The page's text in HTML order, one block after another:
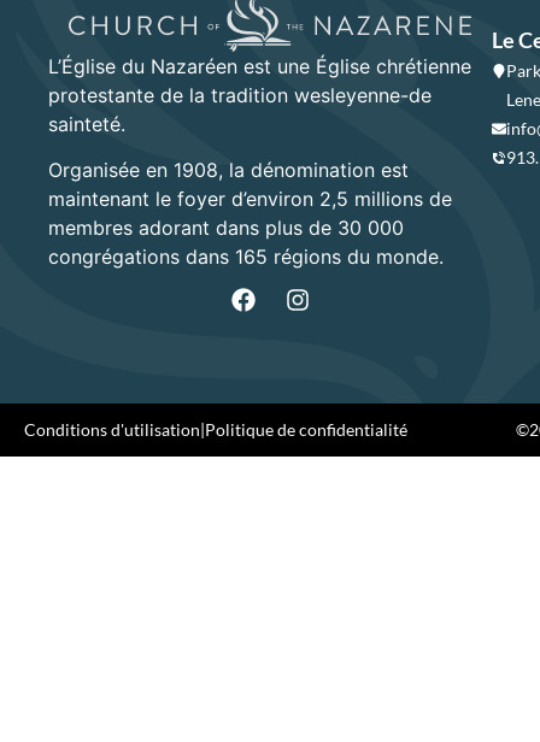
L’Église du Nazaréen est une Église chrétienne
protestante de la tradition wesleyenne-de
sainteté.
Organisée en 1908, la dénomination est
maintenant le foyer d’environ 2,5 millions de
membres adorant dans plus de 30 000
congrégations dans 165 régions du monde.
Le
Conditions d'utilisation Politique de confidentialité